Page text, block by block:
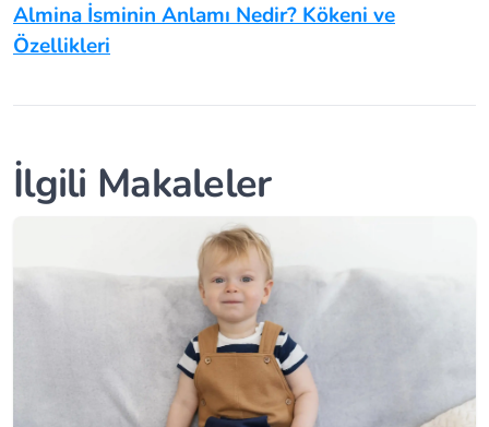
Almina İsminin Anlamı Nedir? Kökeni ve
Özellikleri
İlgili Makaleler